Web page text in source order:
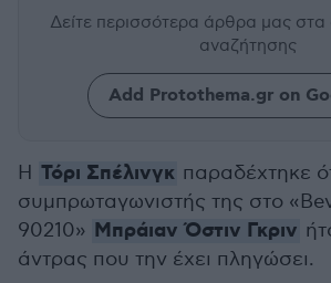
Δείτε περισσότερα άρθρα μας στα
αναζήτησης
Add Protothema.gr on
Η Τόρι Σπέλινγκ παραδέχτηκε
συμπρωταγωνιστής της στο
90210» Μπράιαν Όστιν Γκριν
άντρας που την έχει πληγώσει.